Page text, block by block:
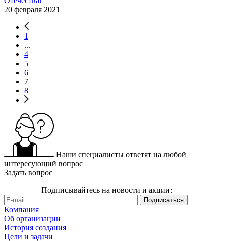
20 февраля 2021
1
...
4
5
6
7
8
Наши специалисты ответят на любой
интересующий вопрос
Задать вопрос
Подписывайтесь на новости и акции:
Компания
Об организации
История создания
Цели и задачи